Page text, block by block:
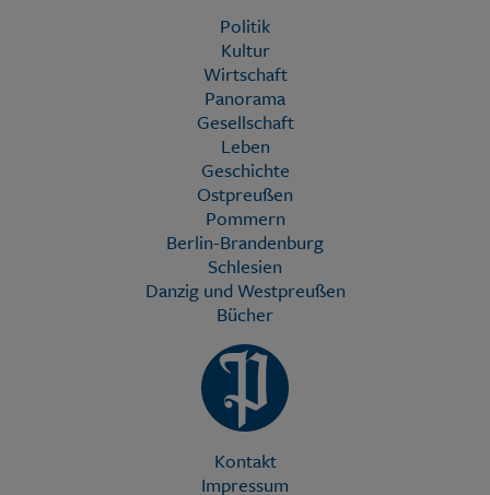
Politik
Kultur
Wirtschaft
Panorama
Gesellschaft
Leben
Geschichte
Ostpreußen
Pommern
Berlin-Brandenburg
Schlesien
Danzig und Westpreußen
Bücher
Kontakt
Impressum